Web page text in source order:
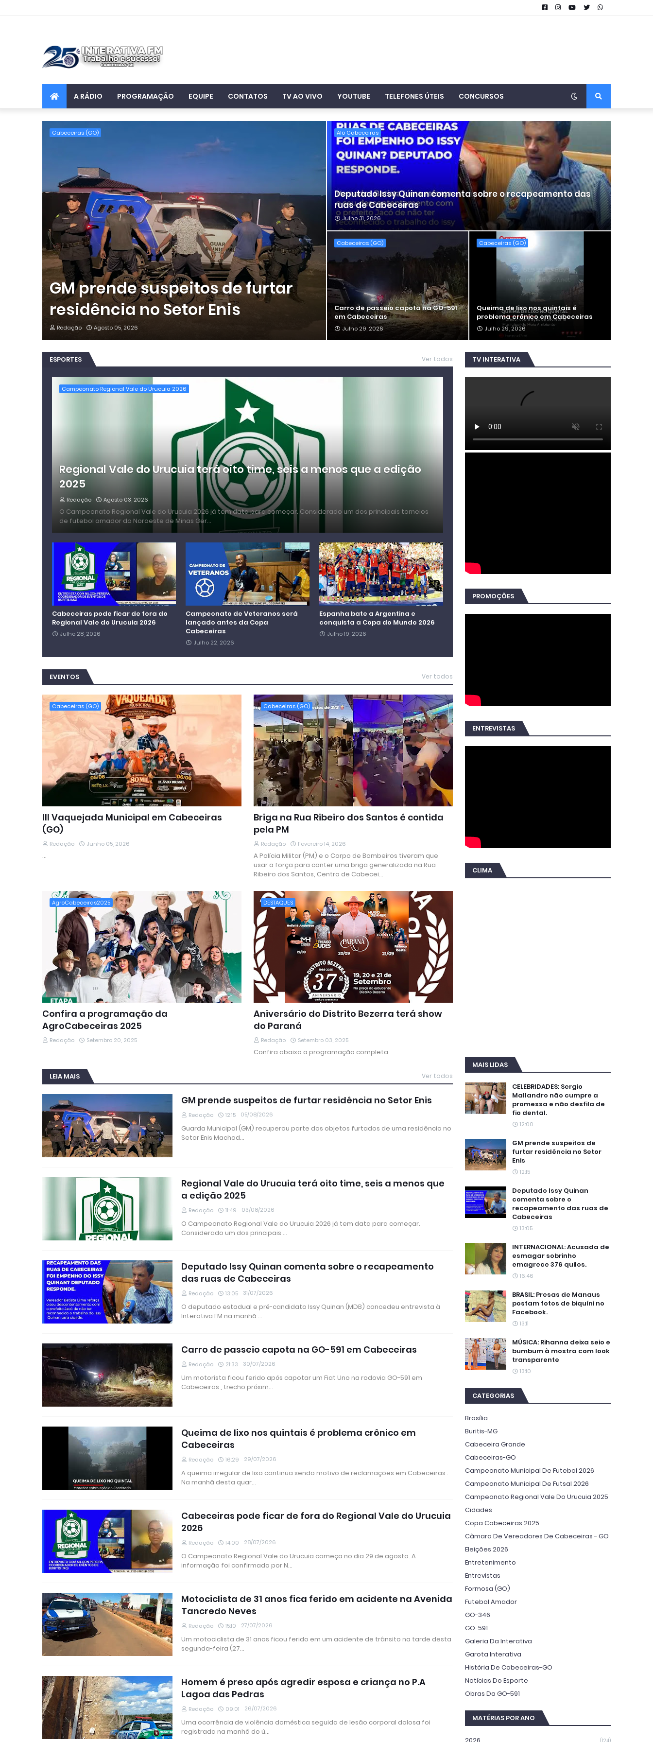
A RÁDIO PROGRAMAÇÃO EQUIPE CONTATOS TV AO VIVO YOUTUBE TELEFONES ÚTEIS CONCURSOS
Cabeceiras (GO)
GM prende suspeitos de furtar
residência no Setor Enis
Redação Agosto 05, 2026
Alô Cabeceiras
Deputado Issy Quinan comenta sobre o recapeamento das
ruas de Cabeceiras
Julho 31, 2026
Cabeceiras (GO)
Carro de passeio capota na GO-591
em Cabeceiras
Julho 29, 2026
Cabeceiras (GO)
Queima de lixo nos quintais é
problema crônico em Cabeceiras
Julho 29, 2026
ESPORTES Ver todos
Campeonato Regional Vale do Urucuia 2026
Regional Vale do Urucuia terá oito time, seis a menos que a edição
2025
Redação Agosto 03, 2026
O Campeonato Regional Vale do Urucuia 2026 já tem data para começar. Considerado um dos principais torneios
de futebol amador do Noroeste de Minas Ger…
Cabeceiras pode ficar de fora do
Regional Vale do Urucuia 2026
Julho 28, 2026
Campeonato de Veteranos será
lançado antes da Copa
Cabeceiras
Julho 22, 2026
Espanha bate a Argentina e
conquista a Copa do Mundo 2026
Julho 19, 2026
EVENTOS Ver todos
Cabeceiras (GO)
III Vaquejada Municipal em Cabeceiras
(GO)
Redação Junho 05, 2026
…
Cabeceiras (GO)
Briga na Rua Ribeiro dos Santos é contida
pela PM
Redação Fevereiro 14, 2026
A Polícia Militar (PM) e o Corpo de Bombeiros tiveram que
usar a força para conter uma briga generalizada na Rua
Ribeiro dos Santos, Centro de Cabecei…
AgroCabeceiras2025
Confira a programação da
AgroCabeceiras 2025
Redação Setembro 20, 2025
…
DESTAQUES
Aniversário do Distrito Bezerra terá show
do Paraná
Redação Setembro 03, 2025
Confira abaixo a programação completa.…
LEIA MAIS Ver todos
GM prende suspeitos de furtar residência no Setor Enis
Redação 12:15 05/08/2026
Guarda Municipal (GM) recuperou parte dos objetos furtados de uma residência no
Setor Enis Machad…
Regional Vale do Urucuia terá oito time, seis a menos que
a edição 2025
Redação 11:49 03/08/2026
O Campeonato Regional Vale do Urucuia 2026 já tem data para começar.
Considerado um dos principais …
Deputado Issy Quinan comenta sobre o recapeamento
das ruas de Cabeceiras
Redação 13:05 31/07/2026
O deputado estadual e pré-candidato Issy Quinan (MDB) concedeu entrevista à
Interativa FM na manhã …
Carro de passeio capota na GO-591 em Cabeceiras
Redação 21:33 30/07/2026
Um motorista ficou ferido após capotar um Fiat Uno na rodovia GO-591 em
Cabeceiras , trecho próxim…
Queima de lixo nos quintais é problema crônico em
Cabeceiras
Redação 16:29 29/07/2026
A queima irregular de lixo continua sendo motivo de reclamações em Cabeceiras .
Na manhã desta quar…
Cabeceiras pode ficar de fora do Regional Vale do Urucuia
2026
Redação 14:00 28/07/2026
O Campeonato Regional Vale do Urucuia começa no dia 29 de agosto. A
informação foi confirmada por N…
Motociclista de 31 anos fica ferido em acidente na Avenida
Tancredo Neves
Redação 15:10 27/07/2026
Um motociclista de 31 anos ficou ferido em um acidente de trânsito na tarde desta
segunda-feira (27…
Homem é preso após agredir esposa e criança no P.A
Lagoa das Pedras
Redação 09:01 26/07/2026
Uma ocorrência de violência doméstica seguida de lesão corporal dolosa foi
registrada na manhã do ú…
TV INTERATIVA
PROMOÇÕES
ENTREVISTAS
CLIMA
MAIS LIDAS
CELEBRIDADES: Sergio
Mallandro não cumpre a
promessa e não desfila de
fio dental.
12:00
GM prende suspeitos de
furtar residência no Setor
Enis
12:15
Deputado Issy Quinan
comenta sobre o
recapeamento das ruas de
Cabeceiras
13:05
INTERNACIONAL: Acusada de
esmagar sobrinho
emagrece 376 quilos.
16:46
BRASIL: Presas de Manaus
postam fotos de biquíni no
Facebook.
13:11
MÚSICA: Rihanna deixa seio e
bumbum à mostra com look
transparente
13:10
CATEGORIAS
Brasília
Buritis-MG
Cabeceira Grande
Cabeceiras-GO
Campeonato Municipal De Futebol 2026
Campeonato Municipal De Futsal 2026
Campeonato Regional Vale Do Urucuia 2025
Cidades
Copa Cabeceiras 2025
Câmara De Vereadores De Cabeceiras - GO
Eleições 2026
Entretenimento
Entrevistas
Formosa (GO)
Futebol Amador
GO-346
GO-591
Galeria Da Interativa
Garota Interativa
História De Cabeceiras-GO
Notícias Do Esporte
Obras Da GO-591
MATÉRIAS POR ANO